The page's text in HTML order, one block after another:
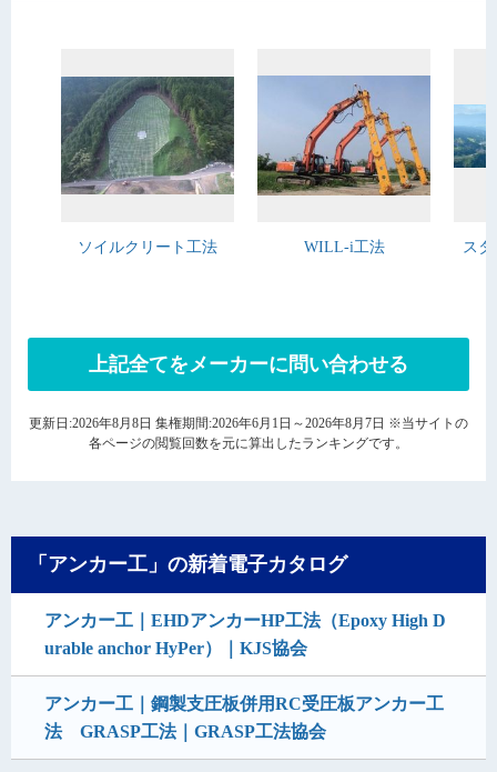
ソイルクリート工法 WILL-i工法 ス
上記全てをメーカーに問い合わせる
更新日:2026年8月8日 集権期間:2026年6月1日～2026年8月7日 ※当サイトの
各ページの閲覧回数を元に算出したランキングです。
「アンカー工」の新着電子カタログ
アンカー工｜EHDアンカーHP工法（Epoxy High D
urable anchor HyPer）｜KJS協会
アンカー工｜鋼製支圧板併用RC受圧板アンカー工
法 GRASP工法｜GRASP工法協会